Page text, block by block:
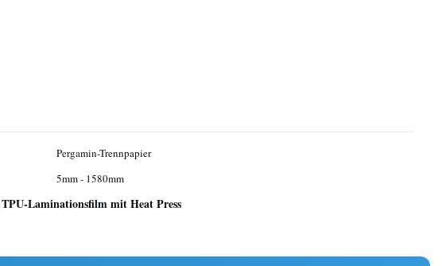
Pergamin-Trennpapier
5mm - 1580mm
TPU-Laminationsfilm mit Heat Press